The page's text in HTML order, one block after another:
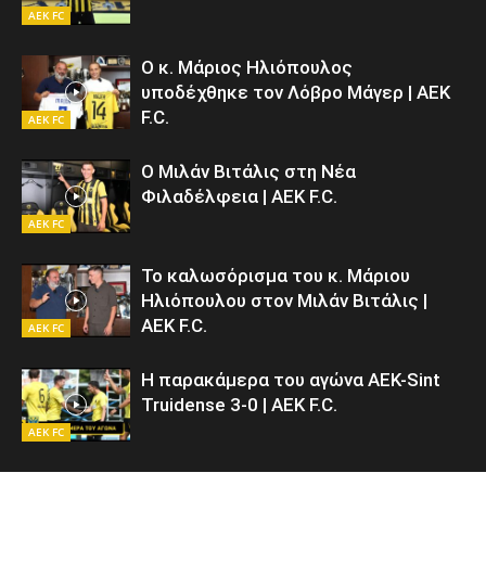
AEK FC
AEK FC
Ο κ. Μάριος Ηλιόπουλος
υποδέχθηκε τον Λόβρο Μάγερ | AEK
F.C.
AEK FC
Ο Μιλάν Βιτάλις στη Νέα
Φιλαδέλφεια | AEK F.C.
AEK FC
Το καλωσόρισμα του κ. Μάριου
Ηλιόπουλου στον Μιλάν Βιτάλις |
AEK F.C.
AEK FC
Η παρακάμερα του αγώνα ΑΕΚ-Sint
Truidense 3-0 | AEK F.C.